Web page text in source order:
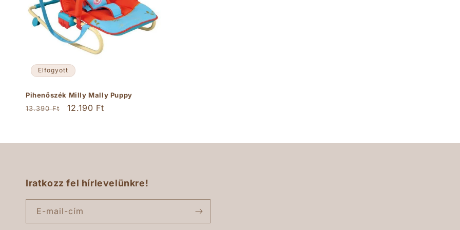
Elfogyott
Pihenőszék Milly Mally Puppy
Normál
13.390 Ft
Akciós
12.190 Ft
Iratkozz fel hírlevelünkre!
E-mail-cím